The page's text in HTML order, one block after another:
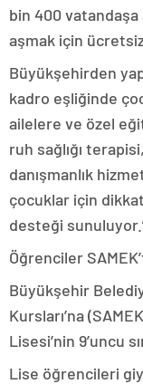
bin 400 vatandaşa
aşmak için
Büyükşehirden
kadro eşliğinde
ailelere ve özel
ruh sağlığı
danışmanlık
çocuklar için
desteği
Öğrenciler
Büyükşehir
Kursları’na
Lisesi’nin 9’uncu
Lise öğrencileri